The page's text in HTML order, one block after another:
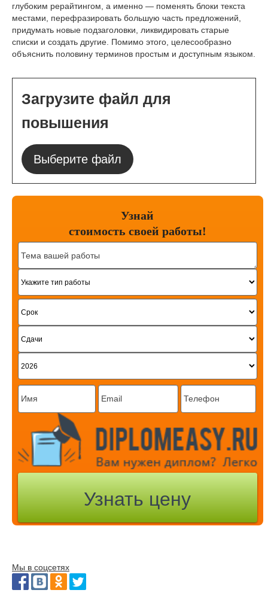
глубоким рерайтингом, а именно — поменять блоки текста
местами, перефразировать большую часть предложений,
придумать новые подзаголовки, ликвидировать старые
списки и создать другие. Помимо этого, целесообразно
объяснить половину терминов простым и доступным языком.
Загрузите файл для
повышения
Выберите файл
Узнай
стоимость своей работы!
Мы в соцсетях